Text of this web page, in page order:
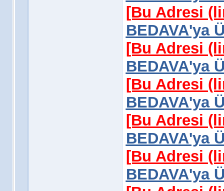
[Bu Adresi
BEDAVA'ya
[Bu Adresi
BEDAVA'ya
[Bu Adresi
BEDAVA'ya
[Bu Adresi
BEDAVA'ya
[Bu Adresi
BEDAVA'ya